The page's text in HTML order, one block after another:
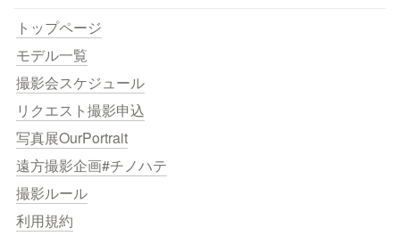
トップページ
モデル一覧
撮影会スケジュール
リクエスト撮影申込
写真展OurPortrait
遠方撮影企画#チノハテ
撮影ルール
利用規約